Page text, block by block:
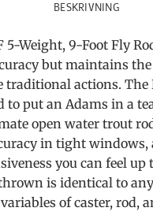
BESKRIVNING
5-Weight, 9-Foot Fly
but maintains
traditional actions. The
to put an Adams in a
open water trout
in tight windows,
you can feel up
is identical to
of caster, rod,